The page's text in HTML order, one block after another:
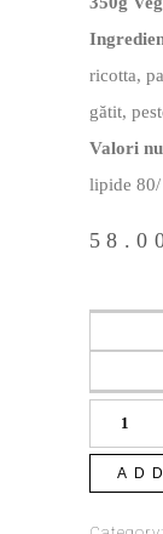
ricotta,
gătit,
Valori
lipide 80/